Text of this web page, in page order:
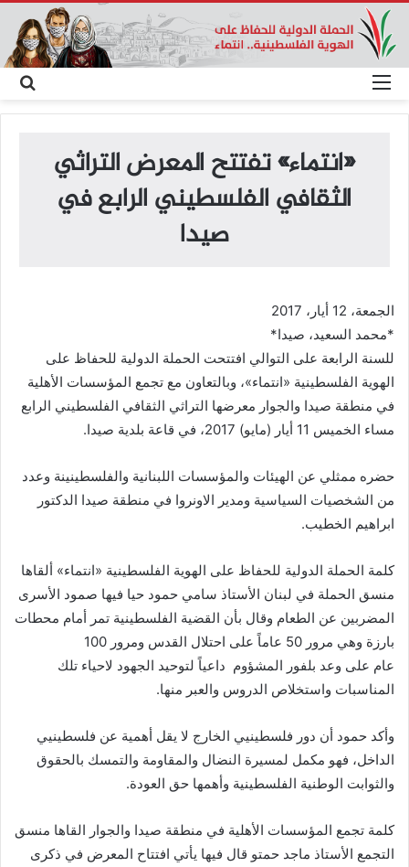
عن
القائمة
«انتماء» تفتتح المعرض التراثي
الثقافي الفلسطيني الرابع في
صيدا
الجمعة، 12 أيار، 2017
*محمد السعيد، صيدا*
للسنة الرابعة على التوالي افتتحت الحملة الدولية للحفاظ على
الهوية الفلسطينية «انتماء»، وبالتعاون مع تجمع المؤسسات الأهلية
في منطقة صيدا والجوار معرضها التراثي الثقافي الفلسطيني الرابع
مساء الخميس 11 أيار (مايو) 2017، في قاعة بلدية صيدا.
حضره ممثلي عن الهيئات والمؤسسات اللبنانية والفلسطينينة وعدد
من الشخصيات السياسية ومدير الاونروا في منطقة صيدا الدكتور
ابراهيم الخطيب.
كلمة الحملة الدولية للحفاظ على الهوية الفلسطينية «انتماء» ألقاها
منسق الحملة في لبنان الأستاذ سامي حمود حيا فيها صمود الأسرى
المضربين عن الطعام وقال بأن القضية الفلسطينية تمر أمام محطات
بارزة وهي مرور 50 عاماً على احتلال القدس ومرور 100
عام على وعد بلفور المشؤوم داعياً لتوحيد الجهود لاحياء تلك
المناسبات واستخلاص الدروس والعبر منها.
وأكد حمود أن دور فلسطينيي الخارج لا يقل أهمية عن فلسطينيي
الداخل، فهو مكمل لمسيرة النضال والمقاومة والتمسك بالحقوق
والثوابت الوطنية الفلسطينية وأهمها حق العودة.
كلمة تجمع المؤسسات الأهلية في منطقة صيدا والجوار القاها منسق
التجمع الأستاذ ماجد حمتو قال فيها يأتي افتتاح المعرض في ذكرى